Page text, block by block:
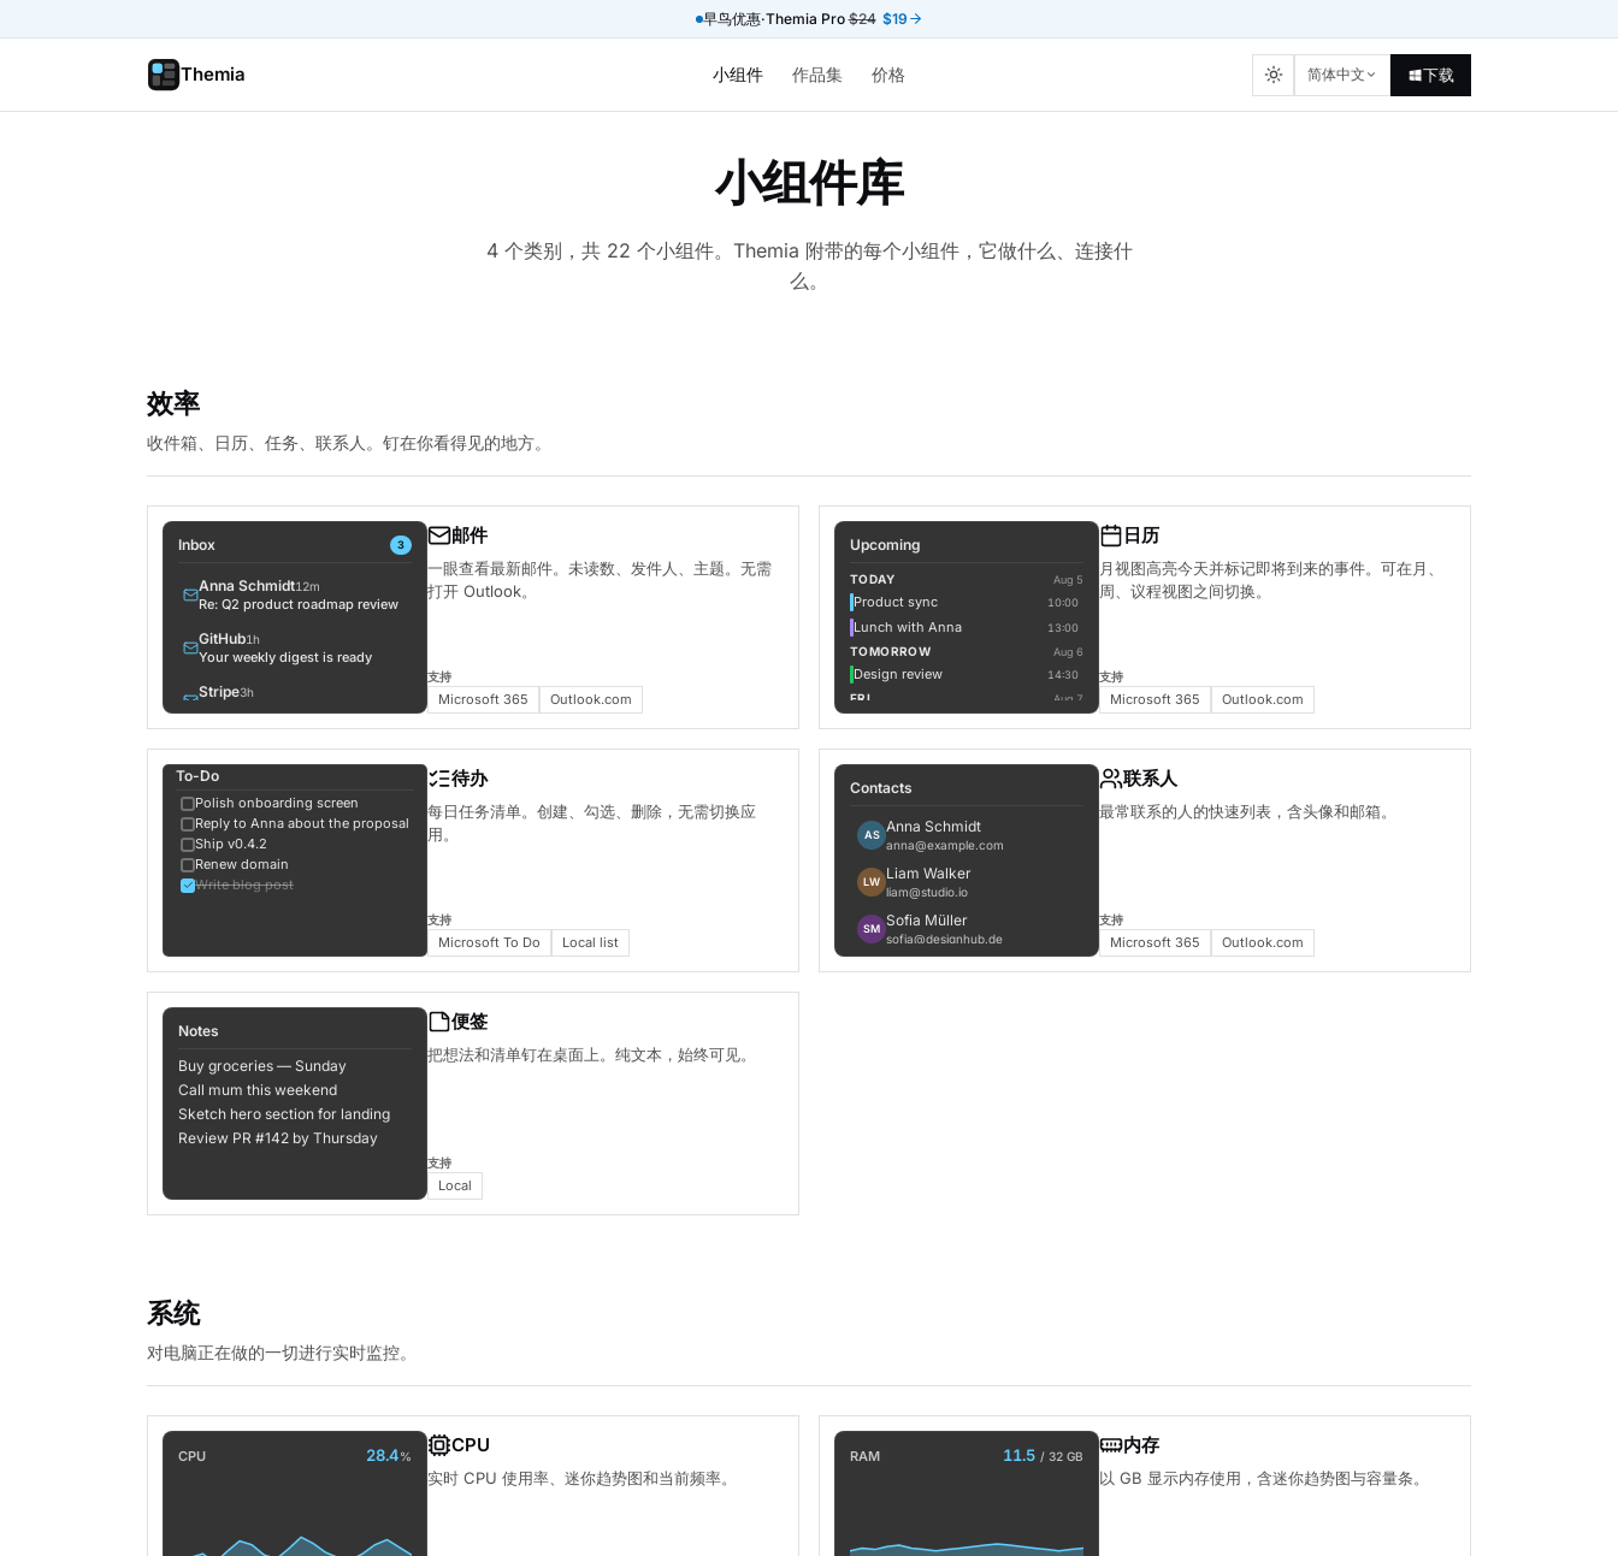
早鸟优惠·Themia Pro$24 $19
Themia 小组件 作品集 价格 简体中文 下载
小组件库
4 个类别，共 22 个小组件。Themia 附带的每个小组件，它做什么、连接什
么。
效率
收件箱、日历、任务、联系人。钉在你看得见的地方。
Inbox 3
Anna Schmidt12m
Re: Q2 product roadmap review
GitHub1h
Your weekly digest is ready
Stripe3h
Invoice #4821 — receipt
Linear
3 issues assigned to you
Liam Walker8h
Lunch tomorrow?
Vercel1d
Build successful: themia
邮件
一眼查看最新邮件。未读数、发件人、主题。无需
打开 Outlook。
支持
Microsoft 365 Outlook.com
Upcoming
TODAY Aug 5
Product sync 10:00
Lunch with Anna 13:00
TOMORROW Aug 6
Design review 14:30
FRI Aug 7
日历
月视图高亮今天并标记即将到来的事件。可在月、
周、议程视图之间切换。
支持
Microsoft 365 Outlook.com
To-Do
Polish onboarding screen
Reply to Anna about the proposal
Ship v0.4.2
Renew domain
Write blog post
待办
每日任务清单。创建、勾选、删除，无需切换应
用。
支持
Microsoft To Do Local list
Contacts
AS Anna Schmidt
anna@example.com
LW Liam Walker
liam@studio.io
SM Sofia Müller
sofia@designhub.de
MR Marco Rossi
联系人
最常联系的人的快速列表，含头像和邮箱。
支持
Microsoft 365 Outlook.com
Notes
Buy groceries — Sunday
Call mum this weekend
Sketch hero section for landing
Review PR #142 by Thursday
便签
把想法和清单钉在桌面上。纯文本，始终可见。
支持
Local
系统
对电脑正在做的一切进行实时监控。
CPU 28.4% CPU
实时 CPU 使用率、迷你趋势图和当前频率。
RAM 11.5 / 32 GB 内存
以 GB 显示内存使用，含迷你趋势图与容量条。